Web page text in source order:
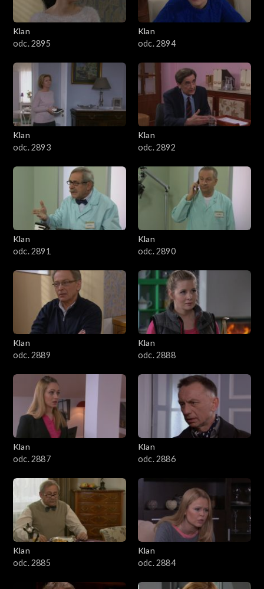
3801–3900
3701–3800
3601–3700
3501–3600
3401–3500
3101–3200
3001–3100
2901–3000
2801–2900
2701–2800
2501–2600
2401–2500
2301–2400
2201–2300
2101–2200
2001–2100
1901–2000
Klan
odc. 2895
Klan
odc. 2894
Klan
odc. 2893
Klan
odc. 2892
Klan
odc. 2891
Klan
odc. 2890
Klan
odc. 2889
Klan
odc. 2888
Klan
odc. 2887
Klan
odc. 2886
Klan
odc. 2885
Klan
odc. 2884